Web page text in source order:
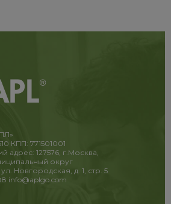
КПП: 771501001
адрес: 127576, г.Москва,
округ
Новгородская, д. 1, стр. 5
info@aplgo.com